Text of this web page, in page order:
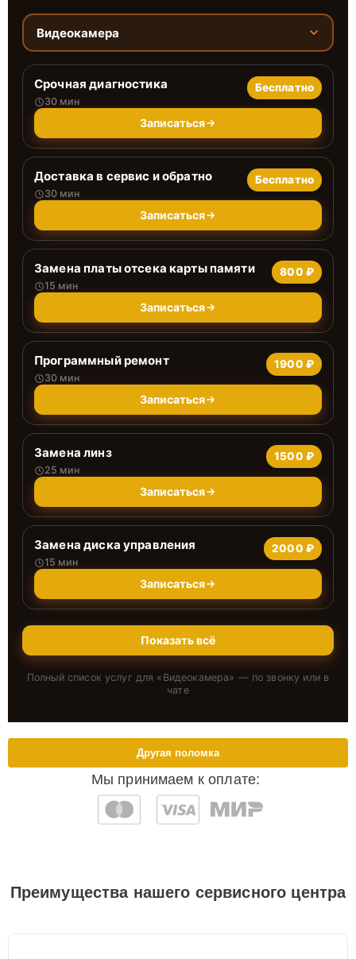
Видеокамера
Срочная диагностика
30 мин
Бесплатно
Записаться
Доставка в сервис и обратно
30 мин
Бесплатно
Записаться
Замена платы отсека карты памяти
15 мин
800 ₽
Записаться
Программный ремонт
30 мин
1900 ₽
Записаться
Замена линз
25 мин
1500 ₽
Записаться
Замена диска управления
15 мин
2000 ₽
Записаться
Показать всё
Полный список услуг для « Видеокамера» — по звонку или в
чате
Мы принимаем к оплате:
Другая поломка
Преимущества нашего сервисного центра